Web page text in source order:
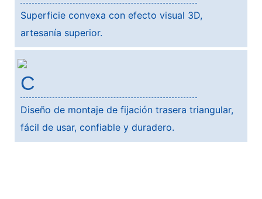
Superficie convexa con efecto visual 3D,
artesanía superior.
C
Diseño de montaje de fijación trasera triangular,
fácil de usar, confiable y duradero.